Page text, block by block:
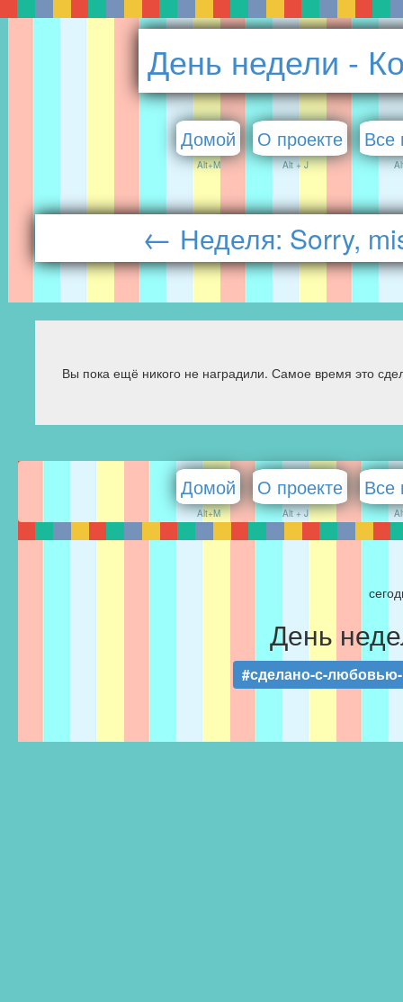
День недели -
Домой
Alt+M
О проекте
Alt + J
Все
← Неделя: Sorry,
Вы пока ещё никого не наградили. Самое время это
Домой
Alt+M
О проекте
Alt + J
Все
День
#сделано-с-